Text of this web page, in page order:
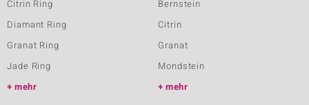
Citrin Ring
Diamant Ring
Granat Ring
Jade Ring
mehr
Bernstein
Citrin
Granat
Mondstein
mehr